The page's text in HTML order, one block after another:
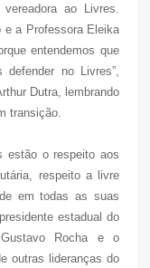
ao Livres.
e a Professora Eleika
entendemos que
no Livres”,
Dutra, lembrando
transição.
estão o respeito aos
respeito a livre
em todas as suas
estadual do
Rocha e o
outras lideranças do